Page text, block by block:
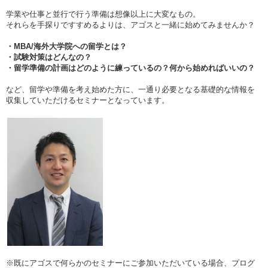
学業や仕事と並行で行う準備は想像以上に大変なもの。
それらを手探りですすめるよりは、アゴスと一緒に始めてみませんか？
・MBA/海外大学院への留学とは？
・試験対策はどんなの？
・留学準備の計画はどのように練っているの？何から始めればいいの？
など、留学や準備を考え始めた方に、一通り必要となる基礎的な情報を
収集していただけるセミナーとなっています。
※既にアゴスで何らかのセミナーにご参加いただいている場合、プログ